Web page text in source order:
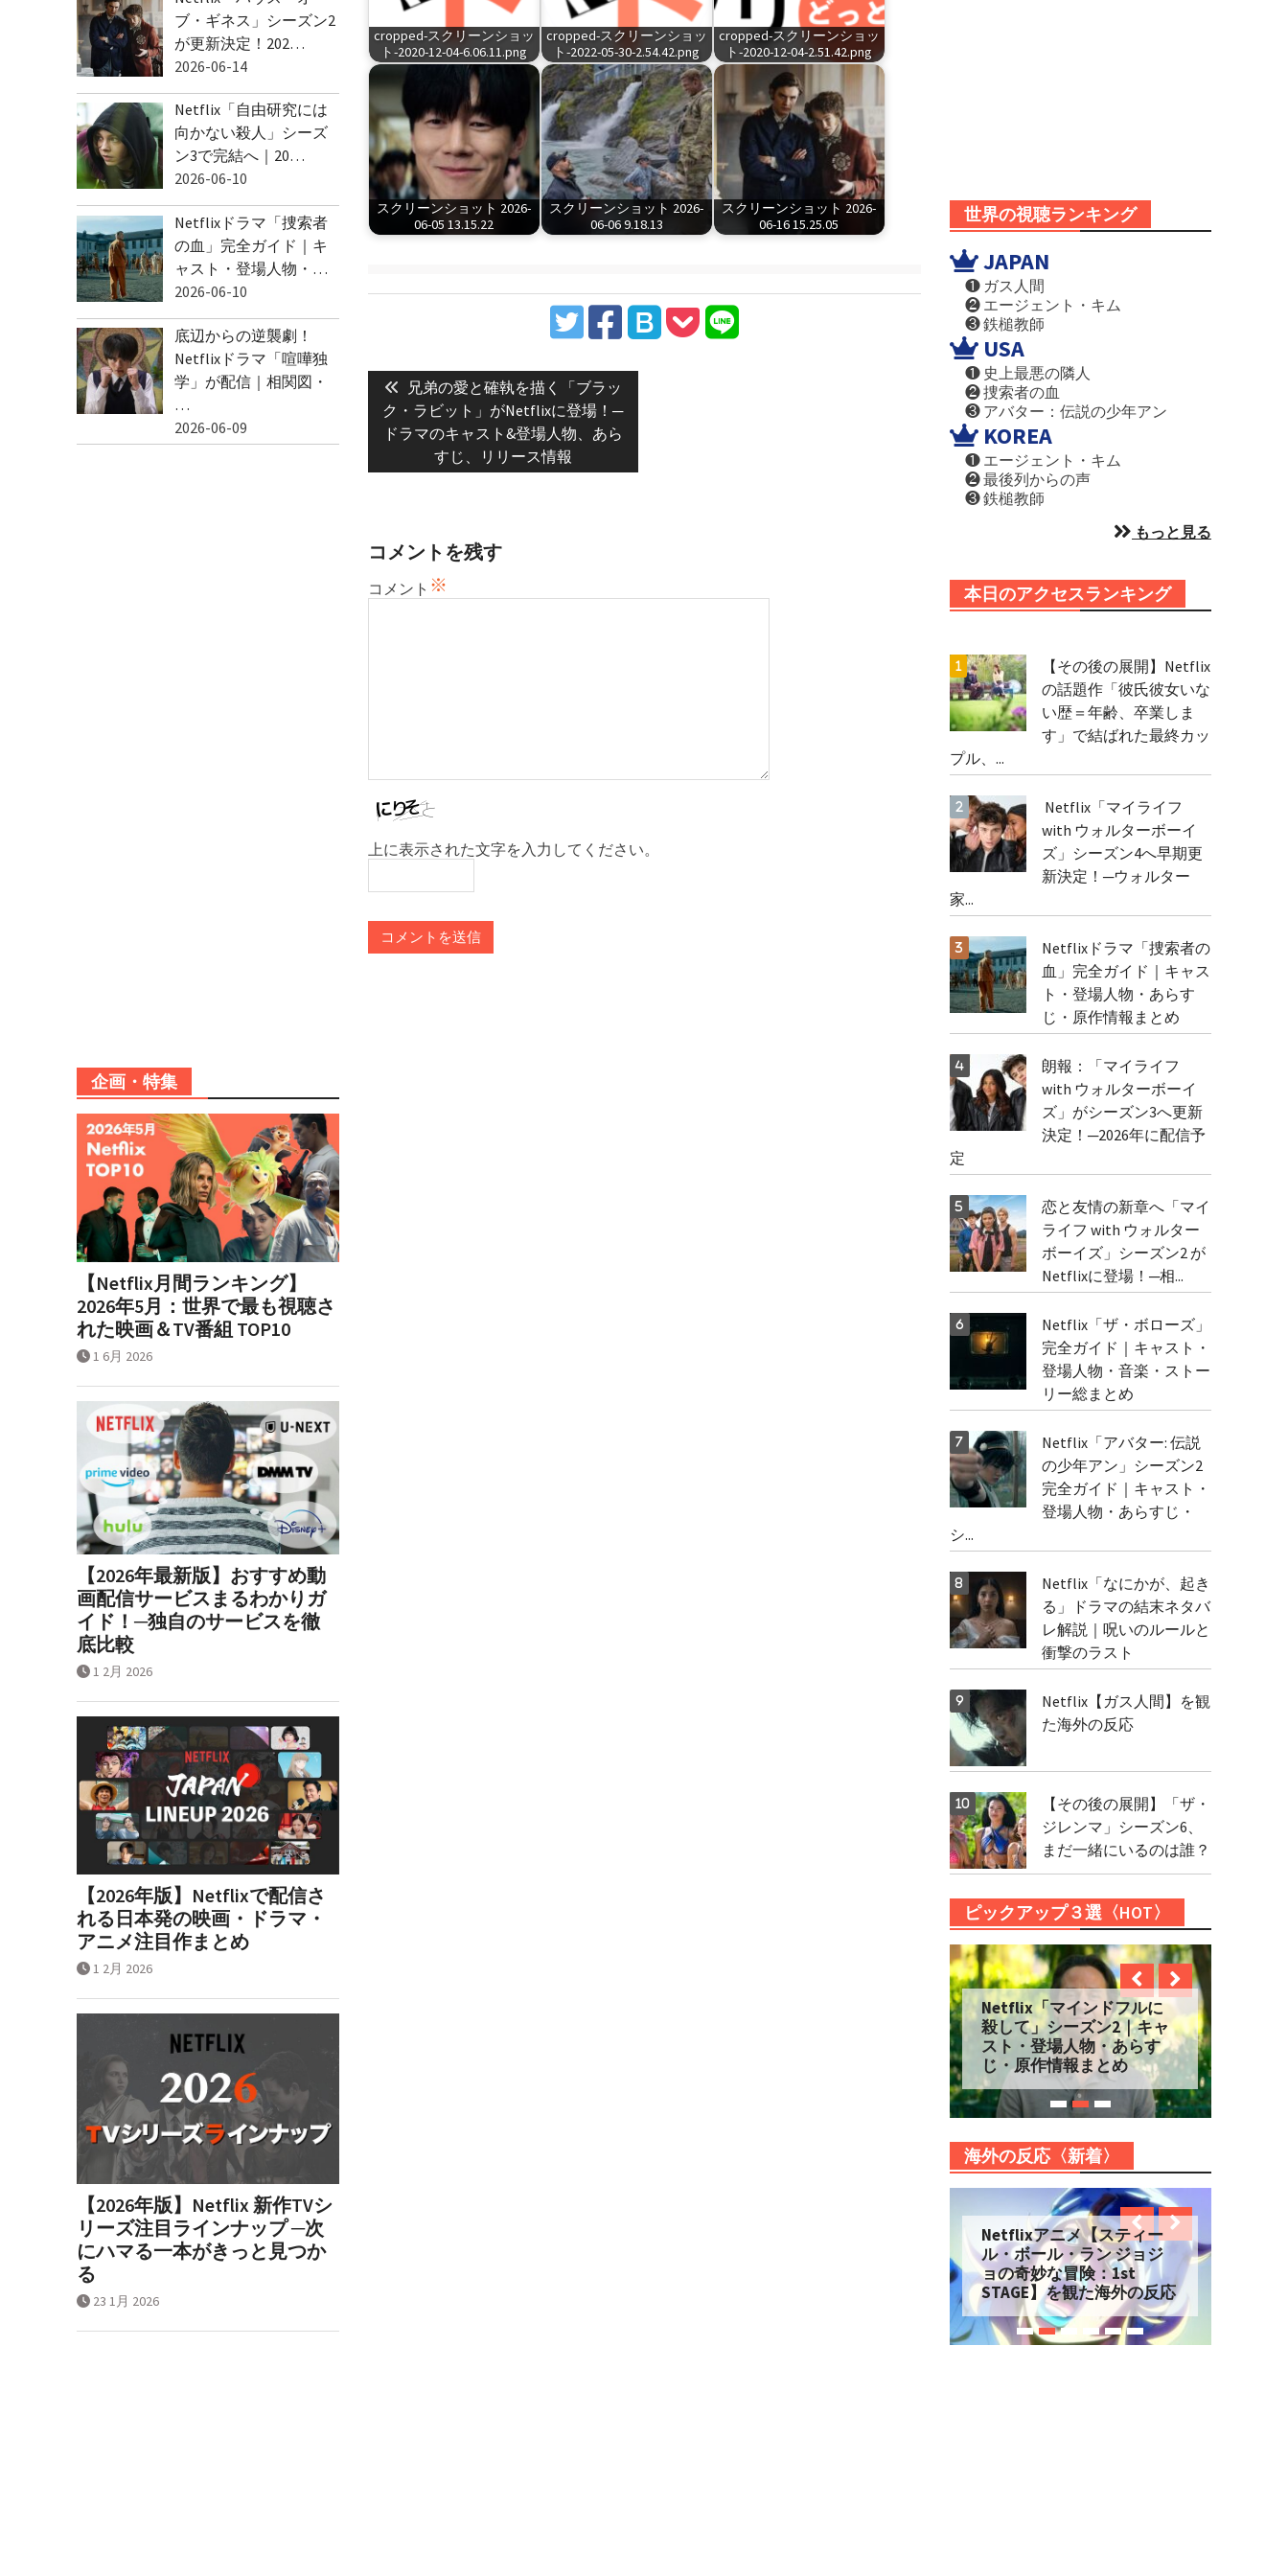
cropped-スクリーンショッ
ト-2020-12-04-6.06.11.png
cropped-スクリーンショッ
ト-2022-05-30-2.54.42.png
cropped-スクリーンショッ
ト-2020-12-04-2.51.42.png
スクリーンショット 2026-
06-05 13.15.22
スクリーンショット 2026-
06-06 9.18.13
スクリーンショット 2026-
06-16 15.25.05
投
稿
ナ
ビ
ゲ
ョ
ン
Previous
post:
兄弟の愛と確執を描く「ブラッ
ク・ラビット」がNetflixに登場！─
ドラマのキャスト&登場人物、あら
すじ、リリース情報
コメントを残す
コメント ※
上に表示された文字を入力してください。
世界の視聴ランキング
JAPAN
❶ ガス人間
❷ エージェント・キム
❸ 鉄槌教師
USA
❶ 史上最悪の隣人
❷ 捜索者の血
❸ アバター：伝説の少年アン
KOREA
❶ エージェント・キム
❷ 最後列からの声
❸ 鉄槌教師
もっと見る
本日のアクセスランキング
【その後の展開】Netflix
の話題作「彼氏彼女いな
い歴＝年齢、卒業しま
す」で結ばれた最終カッ
プル、...
Netflix「マイライフ
with ウォルターボーイ
ズ」シーズン4へ早期更
新決定！─ウォルター
家...
Netflixドラマ「捜索者の
血」完全ガイド｜キャス
ト・登場人物・あらす
じ・原作情報まとめ
朗報：「マイライフ
with ウォルターボーイ
ズ」がシーズン3へ更新
決定！─2026年に配信予
定
恋と友情の新章へ「マイ
ライフ with ウォルター
ボーイズ」シーズン2 が
Netflixに登場！─相...
Netflix「ザ・ボローズ」
完全ガイド｜キャスト・
登場人物・音楽・ストー
リー総まとめ
Netflix「アバター: 伝説
の少年アン」シーズン2
完全ガイド｜キャスト・
登場人物・あらすじ・
シ...
Netflix「なにかが、起き
る」ドラマの結末ネタバ
レ解説｜呪いのルールと
衝撃のラスト
Netflix【ガス人間】を観
た海外の反応
【その後の展開】「ザ・
ジレンマ」シーズン6、
まだ一緒にいるのは誰？
ピックアップ３選〈HOT〉
Netflix「マインドフルに
殺して」シーズン2｜キャ
スト・登場人物・あらす
じ・原作情報まとめ
海外の反応〈新着〉
Netflixアニメ【スティー
ル・ボール・ラン ジョジ
ョの奇妙な冒険：1st
STAGE】を観た海外の反応
ブ・ギネス」シーズン2
が更新決定！202…
2026-06-14
Netflix「自由研究には
向かない殺人」シーズ
ン3で完結へ｜20…
2026-06-10
Netflixドラマ「捜索者
の血」完全ガイド｜キ
ャスト・登場人物・…
2026-06-10
底辺からの逆襲劇！
Netflixドラマ「喧嘩独
学」が配信｜相関図・
…
2026-06-09
企画・特集
【Netflix月間ランキング】
2026年5月：世界で最も視聴さ
れた映画＆TV番組 TOP10
1 6月 2026
【2026年最新版】おすすめ動
画配信サービスまるわかりガ
イド！─独自のサービスを徹
底比較
1 2月 2026
【2026年版】Netflixで配信さ
れる日本発の映画・ドラマ・
アニメ注目作まとめ
1 2月 2026
【2026年版】Netflix 新作TVシ
リーズ注目ラインナップ ─次
にハマる一本がきっと見つか
る
23 1月 2026